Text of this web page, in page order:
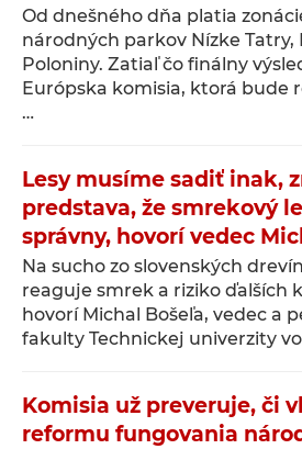
Od dnešného dňa platia
národných parkov Nízke Tatry,
Poloniny. Zatiaľ čo finálny
Európska komisia, ktorá bude
…
Lesy musíme sadiť inak,
predstava, že smrekový
správny, hovorí vedec
Na sucho zo slovenských
reaguje smrek a riziko ďalších
hovorí Michal Bošeľa, vedec a
fakulty Technickej univerzity
Komisia už preveruje, či
reformu fungovania